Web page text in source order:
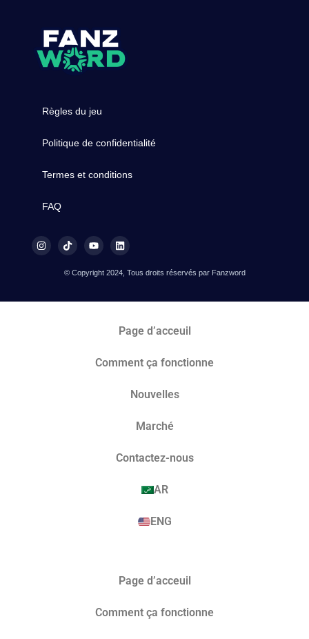
Règles du jeu
Politique de confidentialité
Termes et conditions
FAQ
© Copyright 2024, Tous droits réservés par Fanzword
Page d’acceuil
Comment ça fonctionne
Nouvelles
Marché​
Contactez-nous
AR
ENG
Page d’acceuil
Comment ça fonctionne